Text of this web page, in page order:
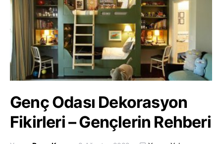
Genç Odası Dekorasyon
Fikirleri – Gençlerin Rehberi